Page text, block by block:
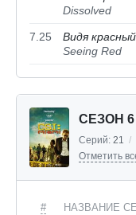
Dissolved
7.25
Видя красный
Seeing Red
СЕЗОН 6
Серий: 21 /
Отметить
# НАЗВАНИЕ